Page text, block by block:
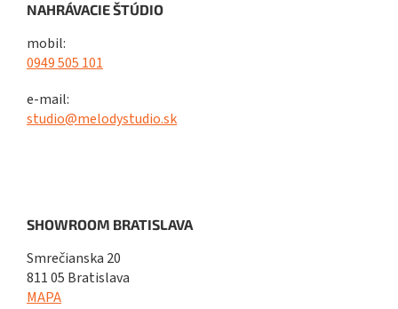
NAHRÁVACIE ŠTÚDIO
mobil:
0949 505 101
e-mail:
studio@melodystudio.sk
SHOWROOM BRATISLAVA
Smrečianska 20
811 05 Bratislava
MAPA